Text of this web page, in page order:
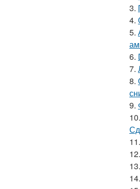
3.
4.
5.
6.
7.
8.
9.
10.
11.
12.
13.
14.